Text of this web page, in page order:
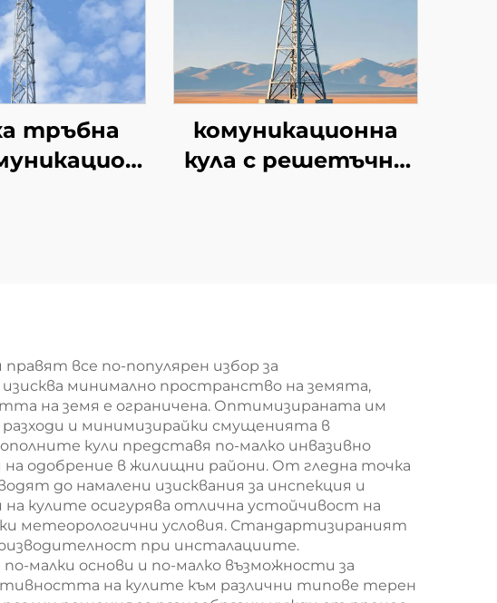
тръбна
комуникационна
кула с решетъчна
все по-популярен избор за
минимално пространство на земята,
на земя е ограничена. Оптимизираната им
и минимизирайки смущенията в
кули представя по-малко инвазивно
одобрение в жилищни райони. От гледна точка
до намалени изисквания за инспекция и
кулите осигурява отлична устойчивост на
метеорологични условия. Стандартизираният
при инсталациите.
малки основи и по-малко възможности за
на кулите към различни типове терен